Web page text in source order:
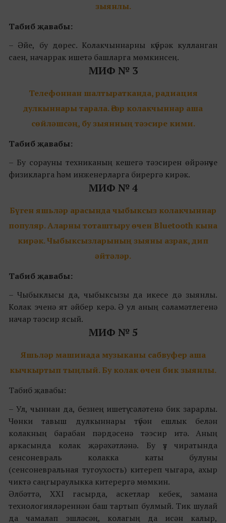
зыянлы.
Табиб җавабы:
– Әйе, бу дөрес. Колакчыннарны күбрәк кулланган
саен, начаррак ишетә башларга мөмкинсең.
МИФ № 3
Телефоннан шалтыратканда, радиация
дулкыннары тарала. Әгәр колакчыннар аша
сөйләшсәң, бу зыянның тәэсире кими.
Табиб җавабы:
– Бу сорауны техниканың кешегә тәэсирен өйрәнүче
физикларга һәм инженерларга бирергә кирәк.
МИФ № 4
Бүген яшьләр арасында чыбыксыз колакчыннар
популяр. Аларны тоташтыру өчен Bluetooth кына
кирәк. Чыбыксызларының зыяны азрак, дип
әйтәләр.
Табиб җавабы:
– Чыбыклысы да, чыбыксызы да икесе дә зыянлы.
Колак эченә ят әйбер керә. Ә ул аның сәламәтлегенә
начар тәэсир ясый.
МИФ № 5
Яшьләр машинада музыканы сабвуфер аша
кычкыртып тыңлый. Бу колак өчен бик зыянлы.
Табиб җавабы:
– Ул, чыннан да, безнең ишетү сәләтенә бик зарарлы.
Чөнки тавыш дулкыннары түбән ешлык белән
колакның барабан пәрдәсенә тәэсир итә. Аның
аркасында колак җәрәхәтләнә. Бу үз чиратында
сенсоневраль колакка каты булуны
(сенсоневральная тугоухость) китереп чыгара, ахыр
чиктә саңгыраулыкка китерергә мөмкин.
Әлбәттә, XXI гасырда, аскетлар кебек, замана
технологияләреннән баш тартып булмый. Тик шулай
да чамалап эшләсәң, колагың да исән калыр,